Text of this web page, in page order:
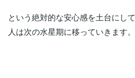
という絶対的な安心感を土台にして
人は次の水星期に移っていきます。